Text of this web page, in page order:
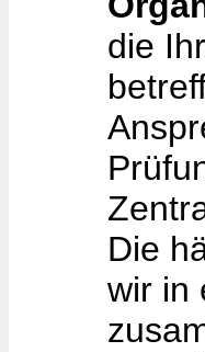
die
Die
wir in